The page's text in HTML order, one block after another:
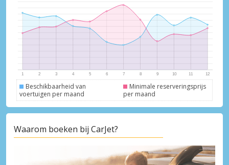
Beschikbaarheid van
voertuigen per maand
Minimale reserveringsprijs
per maand
Waarom boeken bij CarJet?